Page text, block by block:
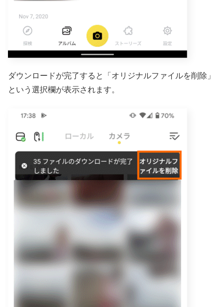
ダウンロードが完了すると「オリジナルファイルを削除」
という選択欄が表示されます。